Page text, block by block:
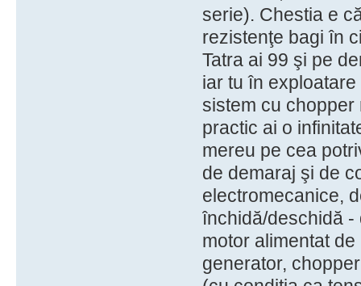
serie). Chestia e
rezistenţe bagi în
Tatra ai 99 şi pe
iar tu în
sistem cu chopper
practic ai o
mereu pe cea
de demaraj şi de
electromecanice,
închidă/deschidă -
motor alimentat
generator,